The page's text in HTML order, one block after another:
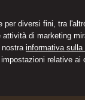
per diversi fini, tra
di marketing
nostra informativa
relative ai
PINI